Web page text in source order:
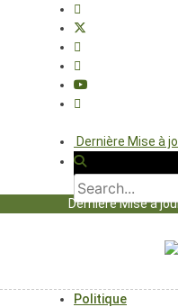
Dernière Mise à
Dernière Mise à
Politique